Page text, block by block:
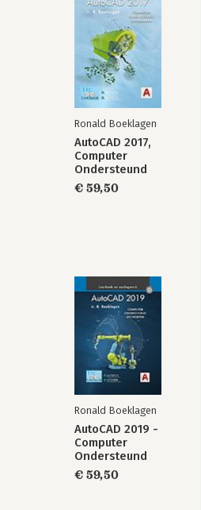
Revit 2025
Ronald Boeklagen
AutoCAD 2017,
Computer
Ondersteund
Ontwerpen
€ 59,50
Ronald Boeklagen
AutoCAD 2019 -
Computer
Ondersteund
Ontwerpen
€ 59,50